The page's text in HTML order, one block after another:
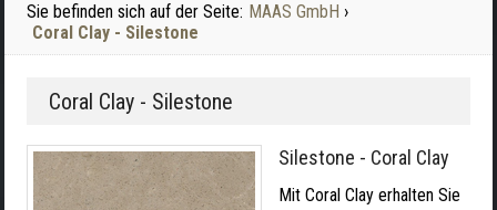
Sie befinden sich auf der Seite: MAAS GmbH ›
Coral Clay - Silestone
Coral Clay - Silestone
Silestone - Coral Clay
Mit Coral Clay erhalten Sie